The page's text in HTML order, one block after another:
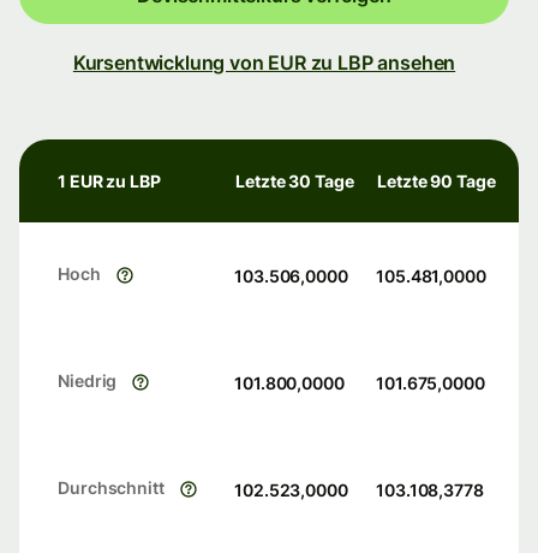
Kursentwicklung von EUR zu LBP ansehen
1 EUR zu LBP Letzte 30 Tage Letzte 90 Tage
Hoch 103.506,0000 105.481,0000
Niedrig 101.800,0000 101.675,0000
Durchschnitt 102.523,0000 103.108,3778